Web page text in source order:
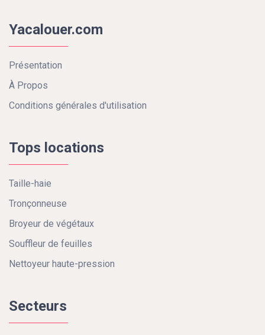
Yacalouer.com
Présentation
À Propos
Conditions générales d'utilisation
Tops locations
Taille-haie
Tronçonneuse
Broyeur de végétaux
Souffleur de feuilles
Nettoyeur haute-pression
Secteurs